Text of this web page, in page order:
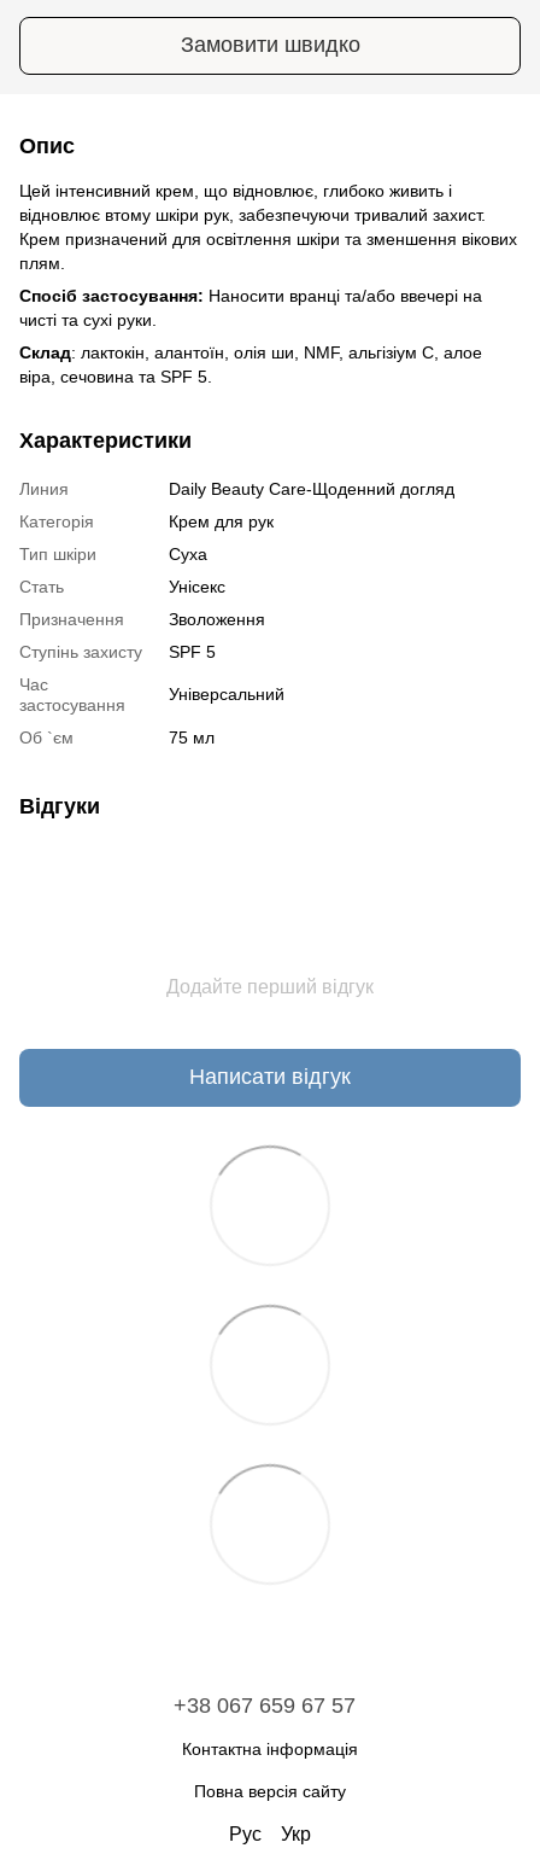
Замовити швидко
Опис
Цей інтенсивний крем, що відновлює, глибоко живить і
відновлює втому шкіри рук, забезпечуючи тривалий захист.
Крем призначений для освітлення шкіри та зменшення вікових
плям.
Спосіб застосування: Наносити вранці та/або ввечері на
чисті та сухі руки.
Склад: лактокін, алантоїн, олія ши, NMF, альгізіум C, алое
віра, сечовина та SPF 5.
Характеристики
Линия
Daily Beauty Care-Щоденний догляд
Категорія
Крем для рук
Тип шкіри
Суха
Стать
Унісекс
Призначення
Зволоження
Ступінь захисту
SPF 5
Час
застосування
Універсальний
Об `єм 75 мл
Відгуки
Додайте перший відгук
Написати відгук
+38 067 659 67 57
Контактна інформація
Повна версія сайту
Рус Укр